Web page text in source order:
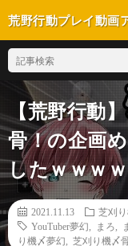
荒野行動プレイ動画
【荒野行動
骨！の企画
したｗｗｗ
2021.11.13
芝刈
YouTuber夢幻
まろ
り機〆夢幻
芝刈り機〆